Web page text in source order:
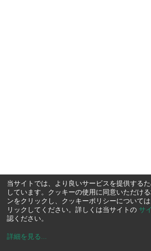
当サイトでは、より良いサービスを提供する
しています。クッキーの使用に同意いただけ
ンをクリックし、クッキーポリシーについて
リックしてください。詳しくは当サイトの サ
認ください。
詳細を見る ...